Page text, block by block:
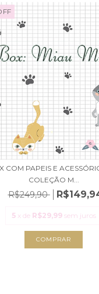
COM PAPEIS E
COLEÇÃO M...
R$249,90
5 x de R$29,99 sem juros